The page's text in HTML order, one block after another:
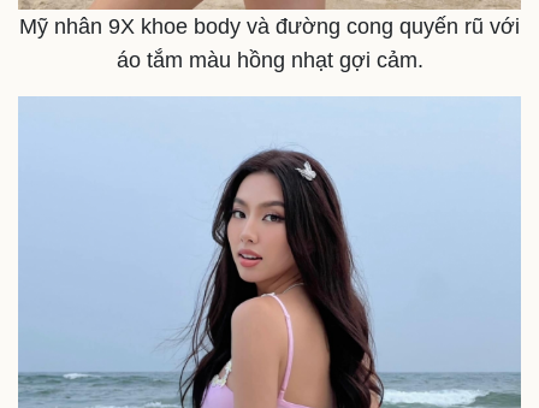
Giá vàng
Tiêu dùng
Tỷ giá
Chứng khoán
Giá cà phê
Mỹ nhân 9X khoe body và đường cong quyến rũ với
áo tắm màu hồng nhạt gợi cảm.